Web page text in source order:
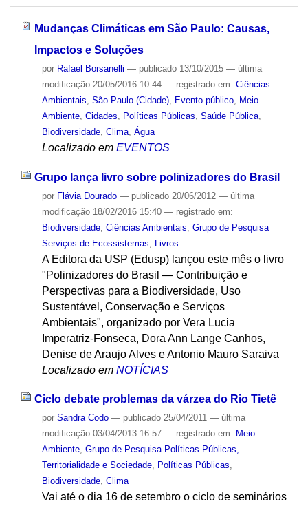
Mudanças Climáticas em São Paulo: Causas,
Impactos e Soluções
por Rafael Borsanelli — publicado13/10/2015 — última
modificação20/05/2016 10:44 — registrado em: Ciências
Ambientais São Paulo (Cidade), Evento público,
Meio
Ambiente, Cidades Políticas Públicas Saúde Pública,
Biodiversidade, Clima, Água
Localizado em EVENTOS
Grupo lança livro sobre polinizadores do Brasil
por Flávia Dourado — publicado20/06/2012 — última
modificação18/02/2016 15:40 — registrado em:
Biodiversidade, Ciências Ambientais Grupo de Pesquisa
Serviços de Ecossistemas
Livros
A Editora da USP (Edusp) lançou este mês o livro
"Polinizadores do Brasil — Contribuição e
Perspectivas para a Biodiversidade, Uso
Sustentável, Conservação e Serviços
Ambientais", organizado por Vera Lucia
Imperatriz-Fonseca, Dora Ann Lange Canhos,
Denise de Araujo Alves e Antonio Mauro Saraiva
Localizado em NOTÍCIAS
Ciclo debate problemas da várzea do Rio Tietê
por Sandra Codo — publicado25/04/2011 — última
modificação03/04/2013 16:57 — registrado em: Meio
Ambiente, Grupo de Pesquisa Políticas Públicas,
Territorialidade e Sociedade, Políticas Públicas,
Biodiversidade, Clima
Vai até o dia 16 de setembro o ciclo de seminários